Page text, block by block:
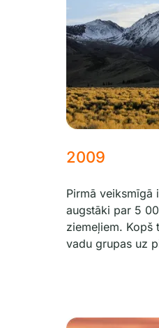
2009
Pirmā veiksmīgā
augstāki par 5
ziemeļiem. Kopš
vadu grupas uz